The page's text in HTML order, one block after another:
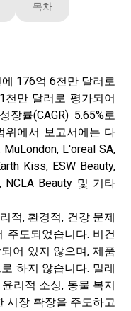
목차
176억 6천만 달러로
만 달러로 평가되어
률(CAGR) 5.65%로
위에서 보고서에는 다
L'oreal SA,
Kiss, ESW Beauty,
NCLA Beauty 및 기타
적, 환경적, 건강 문제
주도되었습니다. 비건
어 있지 않으며, 제품
하지 않습니다. 밀레
리적 소싱, 동물 복지
시장 확장을 주도하고